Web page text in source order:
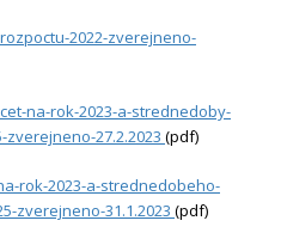
2022-zverejneno-
na-rok-2023-a-strednedoby-
zverejneno-27.2.2023 (pdf)
rok-2023-a-strednedobeho-
zverejneno-31.1.2023 (pdf)